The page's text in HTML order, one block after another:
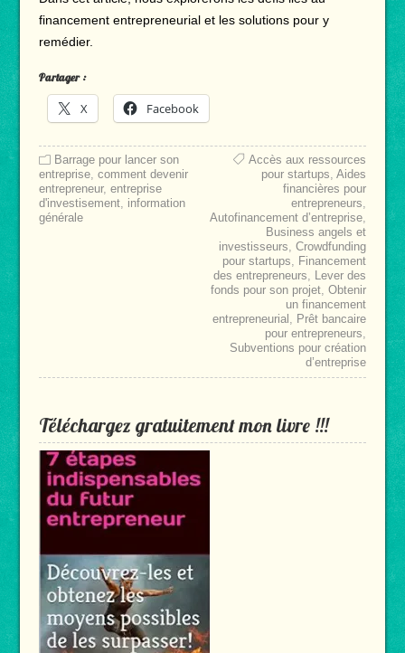
financement entrepreneurial et les solutions pour y
remédier.
Partager :
X Facebook
Barrage pour lancer son
entreprise, comment devenir
entrepreneur, entreprise
d'investisement, information
générale
Accès aux ressources
pour startups,Aides
financières pour
entrepreneurs,
Autofinancement d’entreprise,
Business angels et
investisseurs,Crowdfunding
pour startups, Financement
des entrepreneurs, Lever des
fonds pour son projet,Obtenir
un financement
entrepreneurial , Prêt bancaire
pour entrepreneurs,
Subventions pour création
d’entreprise
Téléchargez gratuitement mon livre !!!